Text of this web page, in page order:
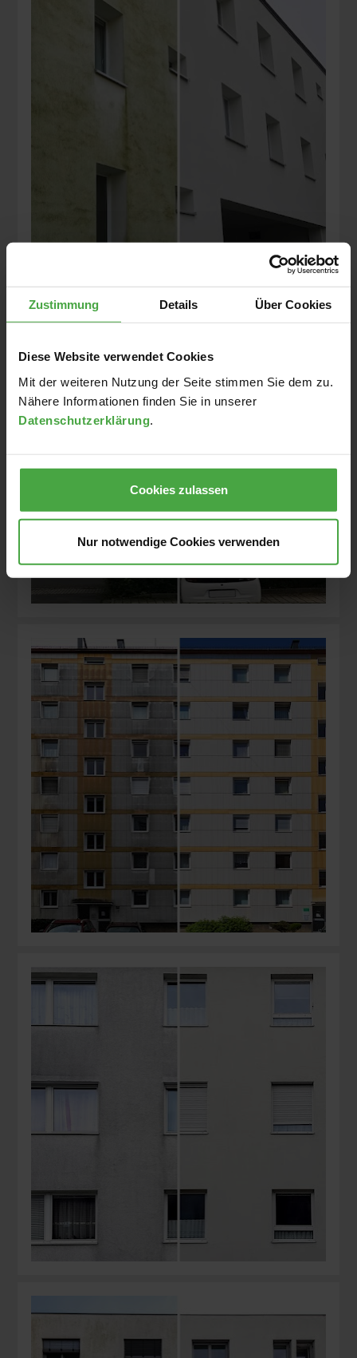
Zustimmung Details Über Cookies
Diese Website verwendet Cookies
Mit der weiteren Nutzung der Seite stimmen Sie dem zu.
Nähere Informationen finden Sie in unserer
Datenschutzerklärung
Cookies zulassen
Nur notwendige Cookies verwenden